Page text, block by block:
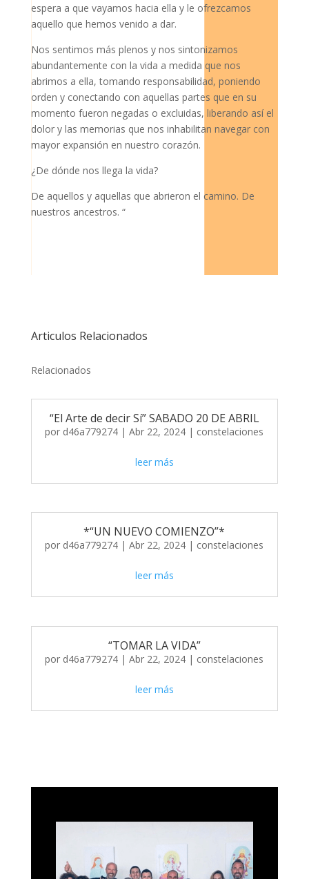
espera a que vayamos hacia ella y le ofrezcamos
aquello que hemos venido a dar.
Nos sentimos más plenos y nos sintonizamos
abundantemente con la vida a medida que nos
abrimos a ella, tomando responsabilidad, poniendo
orden y conectando con aquellas partes que en su
momento fueron negadas o excluidas, liberando así el
dolor y las memorias que nos inhabilitan navegar con
mayor expansión en nuestro corazón.
¿De dónde nos llega la vida?
De aquellos y aquellas que abrieron el camino. De
nuestros ancestros. “
Articulos Relacionados
Relacionados
“El Arte de decir Sí” SABADO 20 DE ABRIL
por d46a779274 |Abr 22, 2024 | constelaciones
leer más
*“UN NUEVO COMIENZO”*
por d46a779274 |Abr 22, 2024 | constelaciones
leer más
“TOMAR LA VIDA”
por d46a779274 |Abr 22, 2024 | constelaciones
leer más